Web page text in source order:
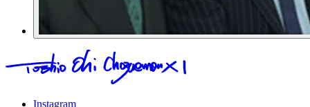
Instagram